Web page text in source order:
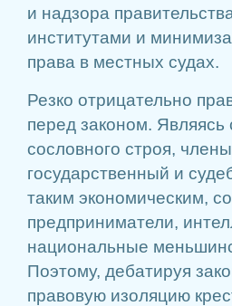
и надзора
институтами и
права в местных судах.
Резко отрицательно
перед законом.
сословного строя,
государственный и
таким экономическим,
предприниматели,
национальные
Поэтому, дебатируя
правовую изоляцию